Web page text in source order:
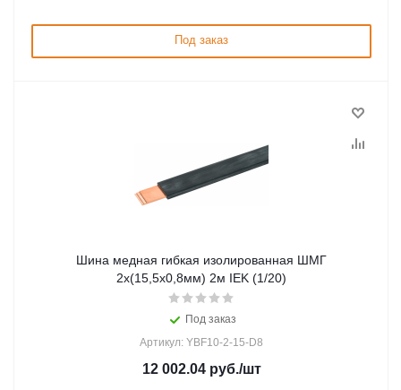
Под заказ
Шина медная гибкая изолированная ШМГ
2х(15,5х0,8мм) 2м IEK (1/20)
Под заказ
Артикул: YBF10-2-15-D8
12 002.04руб./шт